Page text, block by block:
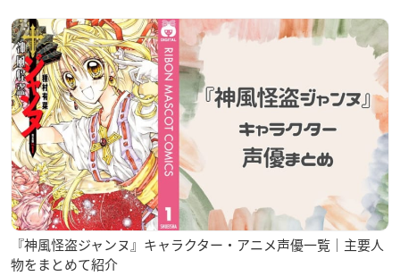
『神風怪盗ジャンヌ』キャラクター・アニメ声優一覧｜主要人
物をまとめて紹介